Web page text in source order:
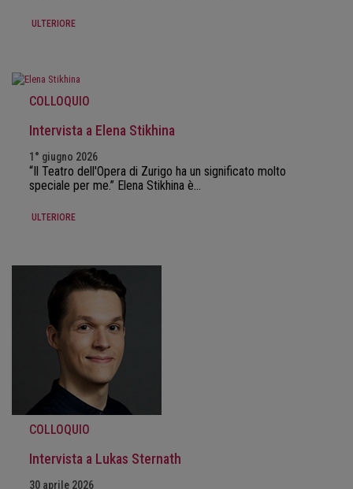
ULTERIORE
COLLOQUIO
Intervista a Elena Stikhina
1° giugno 2026
“Il Teatro dell'Opera di Zurigo ha un significato molto
speciale per me.” Elena Stikhina è…
ULTERIORE
COLLOQUIO
Intervista a Lukas Sternath
30 aprile 2026